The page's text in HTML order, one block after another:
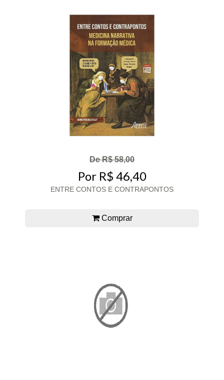
De R$ 58,00
Por R$ 46,40
ENTRE CONTOS E CONTRAPONTOS
Comprar